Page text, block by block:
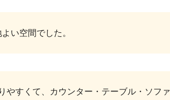
い空間でした。
やすくて、カウンター・テーブル・ソファ